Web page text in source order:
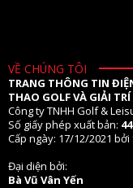
VỀ CHÚNG TÔI
TRANG THÔNG TIN
THAO GOLF VÀ GIẢI TRÍ
Công ty TNHH Golf &
Số giấy phép xuất bản:
Cấp ngày: 17/12/2021
Đại diện bởi:
Bà Vũ Vân Yến